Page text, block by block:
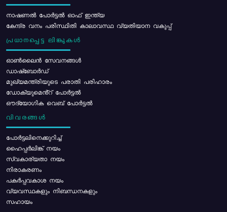
നാഷണൽ പോർട്ടൽ ഓഫ് ഇന്ത്യ
കേന്ദ്ര വനം പരിസ്ഥിതി കാലാവസ്ഥ വ്യതിയാന വകുപ്പ്
പ്രധാനപ്പെട്ട ലിങ്കുകൾ
ഓൺലൈൻ സേവനങ്ങൾ
ഡാഷ്ബോർഡ്
മുഖ്യമന്ത്രിയുടെ പരാതി പരിഹാരം
ഡോക്യുമെൻ്റ് പോർട്ടൽ
ഔദ്യോഗിക വെബ് പോർട്ടൽ
വിവരങ്ങൾ
പോര്‍ട്ടലിനെക്കുറിച്ച്
ഹൈപ്പർലിങ്ക് നയം
സ്വകാര്യതാ നയം
നിരാകരണം
പകർപ്പവകാശ നയം
വ്യവസ്ഥകളും നിബന്ധനകളും
സഹായം